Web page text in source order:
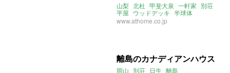
山梨 北杜 甲斐大泉 一軒家 別荘
平屋 ウッドデッキ 半球体
www.athome.co.jp
離島のカナディアンハウス
岡山 別荘 日生 離島